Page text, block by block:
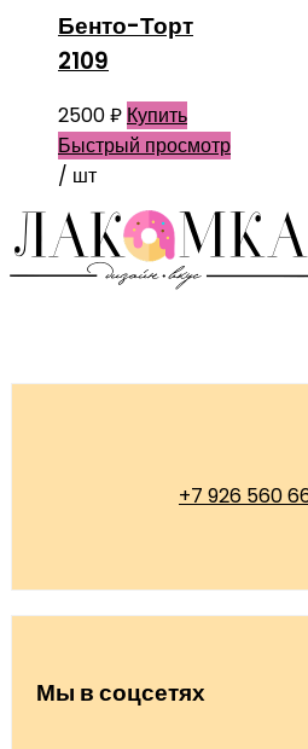
Бенто-Торт
2109
2500₽ Купить
Быстрый просмотр
/ шт
+7 926 560
Мы в соцсетях